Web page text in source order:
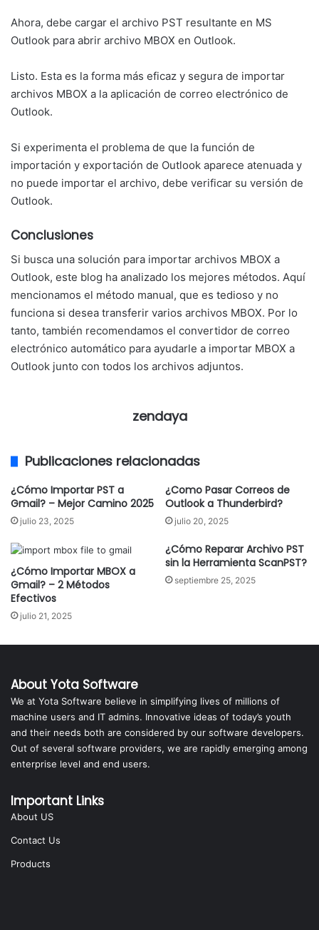
Ahora, debe cargar el archivo PST resultante en MS
Outlook para abrir archivo MBOX en Outlook.
Listo. Esta es la forma más eficaz y segura de importar
archivos MBOX a la aplicación de correo electrónico de
Outlook.
Si experimenta el problema de que la función de
importación y exportación de Outlook aparece atenuada y
no puede importar el archivo, debe verificar su versión de
Outlook.
Conclusiones
Si busca una solución para importar archivos MBOX a
Outlook, este blog ha analizado los mejores métodos. Aquí
mencionamos el método manual, que es tedioso y no
funciona si desea transferir varios archivos MBOX. Por lo
tanto, también recomendamos el convertidor de correo
electrónico automático para ayudarle a importar MBOX a
Outlook junto con todos los archivos adjuntos.
zendaya
Publicaciones relacionadas
¿Cómo Importar PST a
Gmail? – Mejor Camino 2025
julio 23, 2025
¿Como Pasar Correos de
Outlook a Thunderbird?
julio 20, 2025
¿Cómo Importar MBOX a
Gmail? – 2 Métodos
Efectivos
julio 21, 2025
¿Cómo Reparar Archivo PST
sin la Herramienta ScanPST?
septiembre 25, 2025
About Yota Software
We at Yota Software believe in simplifying lives of millions of
machine users and IT admins. Innovative ideas of today’s youth
and their needs both are considered by our software developers.
Out of several software providers, we are rapidly emerging among
enterprise level and end users.
Important Links
About US
Contact Us
Products